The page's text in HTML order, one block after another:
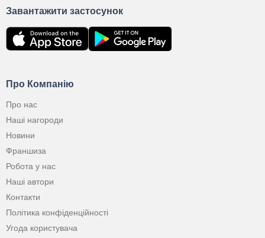
Про Компанію
Про нас
Наші нагороди
Новини
Франшиза
Робота у нас
Наші автори
Контакти
Політика конфіденційності
Угода користувача
Завантажити застосунок